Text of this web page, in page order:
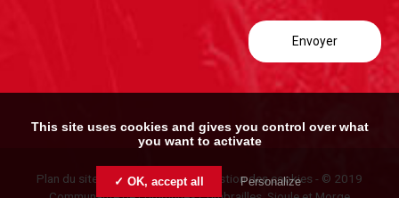
Plan du site Mentions légales- Gestion des cookies - © 2019
This site uses cookies and gives you control over what
you want to activate
✓ OK, accept all Personalize